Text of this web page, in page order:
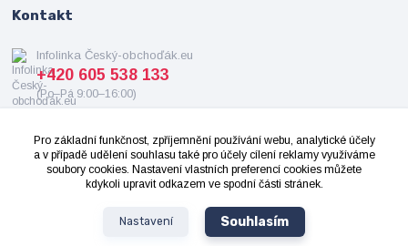
Kontakt
Infolinka Český-obchoďák.eu
+420 605 538 133
(Po–Pá 9:00–16:00)
- Všechna práva vyhrazena. Design od
Pro základní funkčnost, zpříjemnění používání webu, analytické účely
a v případě udělení souhlasu také pro účely cílení reklamy využíváme
soubory cookies. Nastavení vlastních preferencí cookies můžete
kdykoli upravit odkazem ve spodní části stránek.
Nastavení Souhlasím